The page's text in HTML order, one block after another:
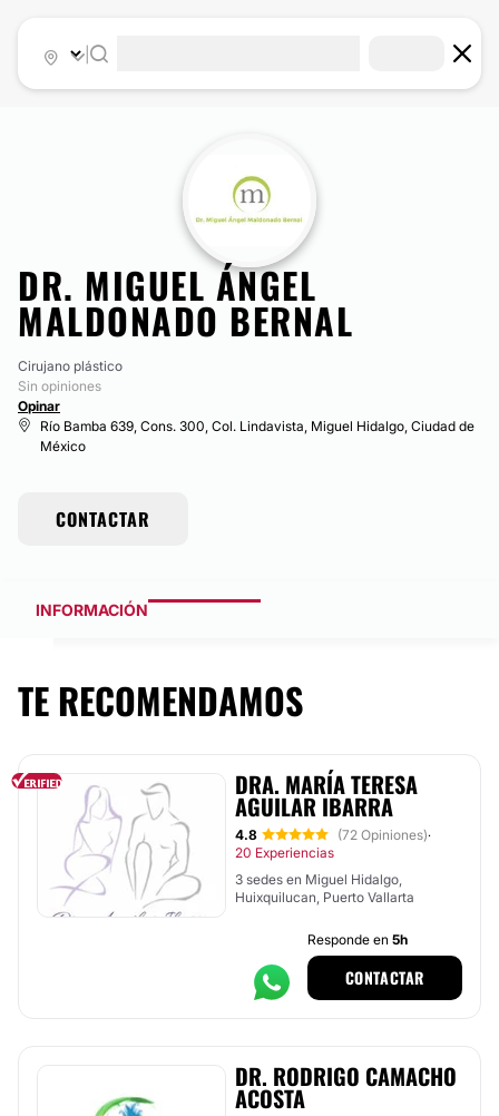
DR. MIGUEL ÁNGEL
MALDONADO BERNAL
Cirujano plástico
Sin opiniones
Opinar
Río Bamba 639, Cons. 300, Col. Lindavista, Miguel Hidalgo, Ciudad de
México
CONTACTAR
INFORMACIÓN
TE RECOMENDAMOS
DRA. MARÍA TERESA
AGUILAR IBARRA
4.8 (72 Opiniones)·
20 Experiencias
3 sedes en Miguel Hidalgo,
Huixquilucan, Puerto Vallarta
Responde en 5h
CONTACTAR
DR. RODRIGO CAMACHO
ACOSTA